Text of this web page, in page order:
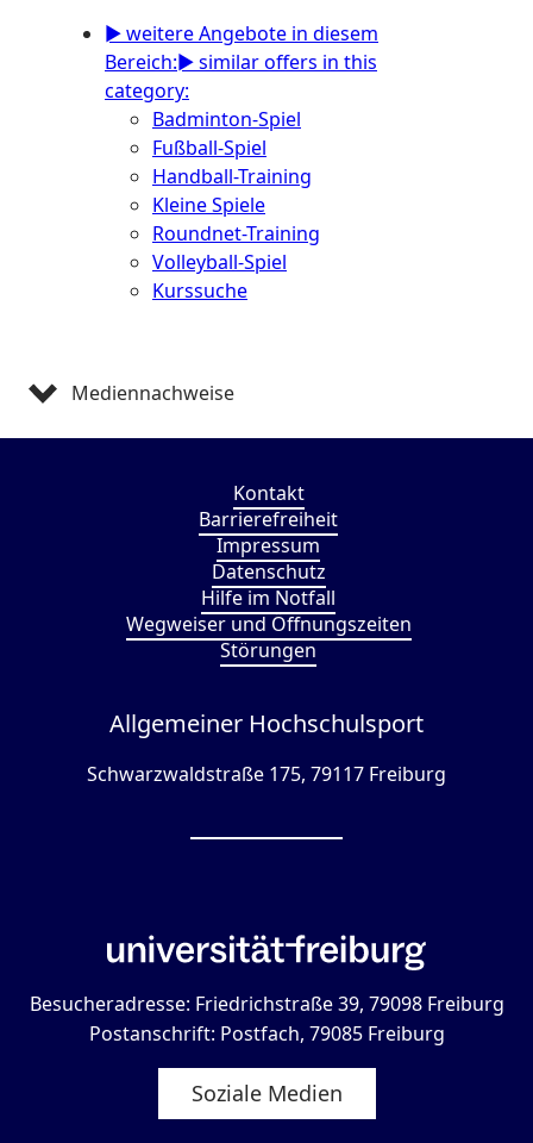
► weitere Angebote in diesem
Bereich:► similar offers in this
category:
Badminton-Spiel
Fußball-Spiel
Handball-Training
Kleine Spiele
Roundnet-Training
Volleyball-Spiel
Kurssuche
Mediennachweise
Kontakt
Barrierefreiheit
Impressum
Datenschutz
Hilfe im Notfall
Wegweiser und Öffnungszeiten
Störungen
Allgemeiner Hochschulsport
Schwarzwaldstraße 175, 79117 Freiburg
Besucheradresse: Friedrichstraße 39, 79098 Freiburg
Postanschrift: Postfach, 79085 Freiburg
Soziale Medien